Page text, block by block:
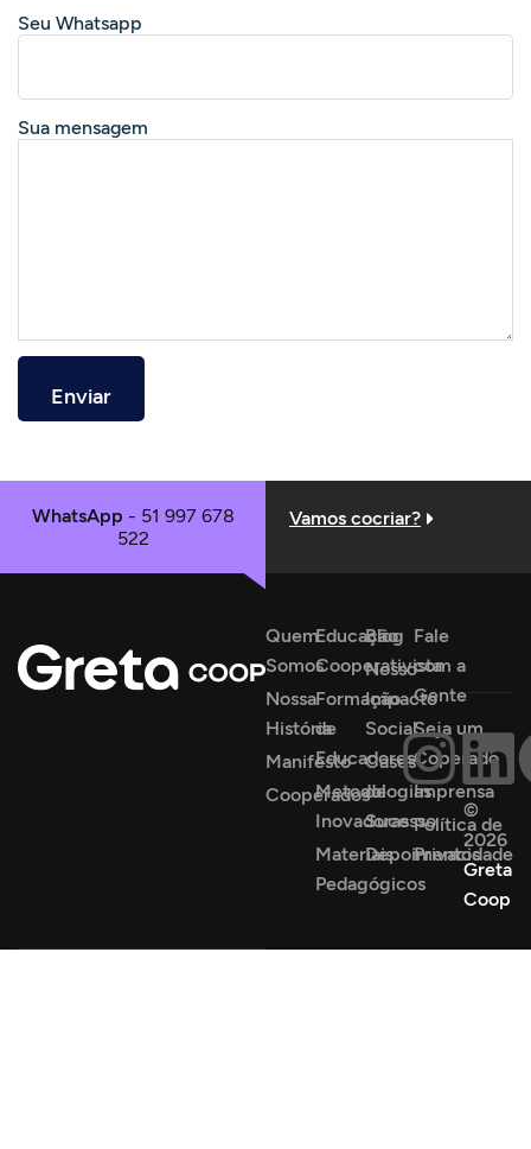
Seu Whatsapp
Sua mensagem
WhatsApp - 51 997 678
522
Vamos cocriar?
Quem
Somos
Nossa
História
Manifesto
Cooperados
Educação
Cooperativista
Formação
de
Educadores
Metodologias
Inovadoras
Materiais
Pedagógicos
Blog
Nosso
Impacto
Social
Cases
de
Sucesso
Depoimentos
Fale
com a
Gente
Seja um
Coperado
Imprensa
Política de
Privacidade
©
2026
Greta
Coop